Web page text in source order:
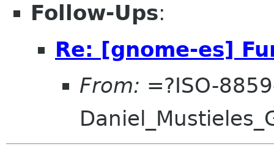
Follow-Ups:
Re: [gnome-es]
From: =?ISO-